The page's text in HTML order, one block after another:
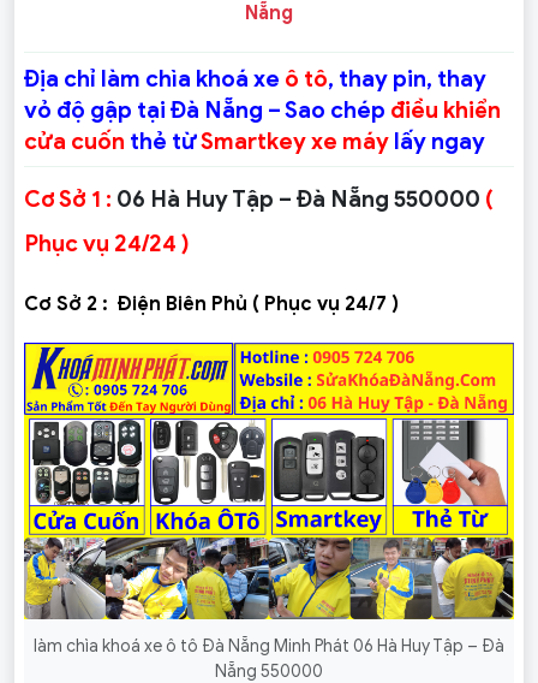
Nẵng
Địa chỉ làm chìa khoá xe ô tô, thay pin, thay
vỏ độ gập tại Đà Nẵng – Sao chép điều khiển
cửa cuốn thẻ từSmartkey xe máy lấy ngay
Cơ Sở 1 : 06 Hà Huy Tập – Đà Nẵng 550000 (
Phục vụ 24/24 )
Cơ Sở 2 : Điện Biên Phủ ( Phục vụ 24/7 )
làm chìa khoá xe ô tô Đà Nẵng Minh Phát 06 Hà Huy Tập – Đà
Nẵng 550000